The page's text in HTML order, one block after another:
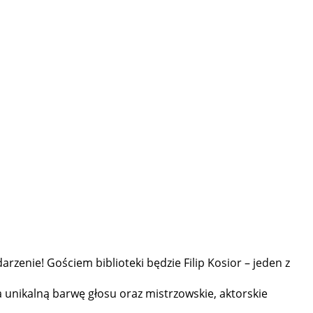
Gościem biblioteki będzie Filip Kosior – jeden z
barwę głosu oraz mistrzowskie, aktorskie